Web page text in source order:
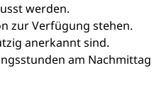
werden.
zur Verfügung stehen.
anerkannt sind.
am Nachmittag